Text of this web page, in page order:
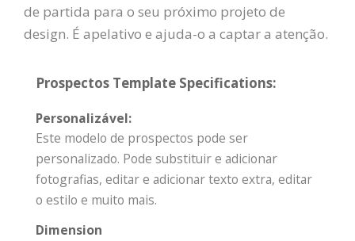
de partida para o seu próximo projeto de
design. É apelativo e ajuda-o a captar a atenção.
Prospectos Template Specifications:
Personalizável:
Este modelo de prospectos pode ser
personalizado. Pode substituir e adicionar
fotografias, editar e adicionar texto extra, editar
o estilo e muito mais.
Dimension